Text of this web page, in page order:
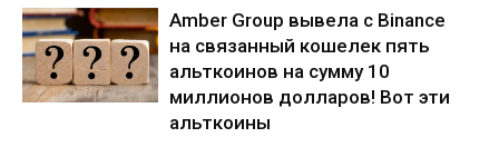
Amber Group вывела с Binance
на связанный кошелек пять
альткоинов на сумму 10
миллионов долларов! Вот эти
альткоины